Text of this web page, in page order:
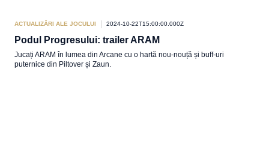
ACTUALIZĂRI ALE JOCULUI 2024-10-22T15:00:00.000Z
Podul Progresului: trailer ARAM
Jucați ARAM în lumea din Arcane cu o hartă nou-nouță și buff-uri
puternice din Piltover și Zaun.